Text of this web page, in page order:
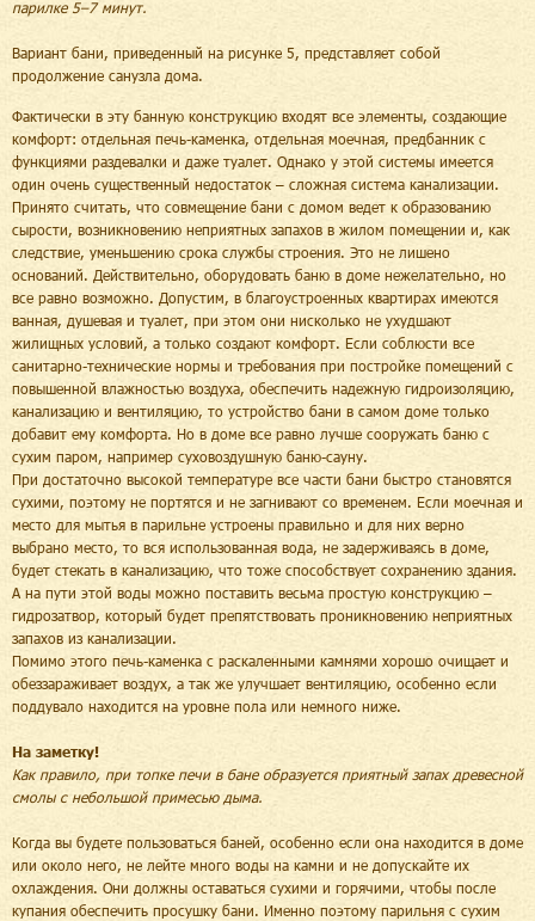
парилке 5–7 минут.
Вариант бани, приведенный на рисунке 5, представляет собой
продолжение санузла дома.
Фактически в эту банную конструкцию входят все элементы, создающие
комфорт: отдельная печь-каменка, отдельная моечная, предбанник с
функциями раздевалки и даже туалет. Однако у этой системы имеется
один очень существенный недостаток – сложная система канализации.
Принято считать, что совмещение бани с домом ведет к образованию
сырости, возникновению неприятных запахов в жилом помещении и, как
следствие, уменьшению срока службы строения. Это не лишено
оснований. Действительно, оборудовать баню в доме нежелательно, но
все равно возможно. Допустим, в благоустроенных квартирах имеются
ванная, душевая и туалет, при этом они нисколько не ухудшают
жилищных условий, а только создают комфорт. Если соблюсти все
санитарно-технические нормы и требования при постройке помещений с
повышенной влажностью воздуха, обеспечить надежную гидроизоляцию,
канализацию и вентиляцию, то устройство бани в самом доме только
добавит ему комфорта. Но в доме все равно лучше сооружать баню с
сухим паром, например суховоздушную баню-сауну.
При достаточно высокой температуре все части бани быстро становятся
сухими, поэтому не портятся и не загнивают со временем. Если моечная и
место для мытья в парильне устроены правильно и для них верно
выбрано место, то вся использованная вода, не задерживаясь в доме,
будет стекать в канализацию, что тоже способствует сохранению здания.
А на пути этой воды можно поставить весьма простую конструкцию –
гидрозатвор, который будет препятствовать проникновению неприятных
запахов из канализации.
Помимо этого печь-каменка с раскаленными камнями хорошо очищает и
обеззараживает воздух, а так же улучшает вентиляцию, особенно если
поддувало находится на уровне пола или немного ниже.
На заметку!
Как правило, при топке печи в бане образуется приятный запах древесной
смолы с небольшой примесью дыма.
Когда вы будете пользоваться баней, особенно если она находится в доме
или около него, не лейте много воды на камни и не допускайте их
охлаждения. Они должны оставаться сухими и горячими, чтобы после
купания обеспечить просушку бани. Именно поэтому парильня с сухим